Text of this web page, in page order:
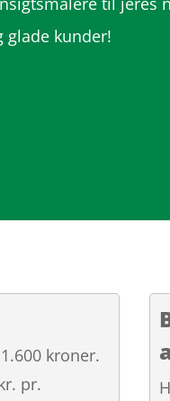
glade kunder!
kroner.
pr.